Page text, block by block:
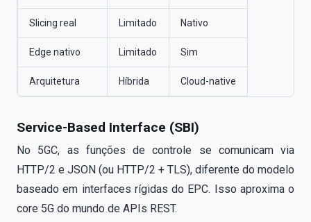
Slicing real Limitado Nativo
Edge nativo Limitado Sim
Arquitetura Híbrida Cloud-native
Service-Based Interface (SBI)
No 5GC, as funções de controle se comunicam via
HTTP/2 e JSON (ou HTTP/2 + TLS), diferente do modelo
baseado em interfaces rígidas do EPC. Isso aproxima o
core 5G do mundo de APIs REST.